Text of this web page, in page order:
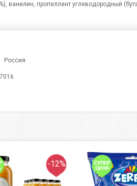
ванилин, пропеллент углеводородный
Россия
-12%